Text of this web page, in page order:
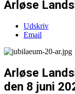
Arløse
Udskriv
Email
Arløse
den 8 juni